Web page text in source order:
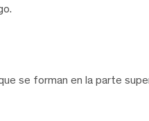
se forman en la parte